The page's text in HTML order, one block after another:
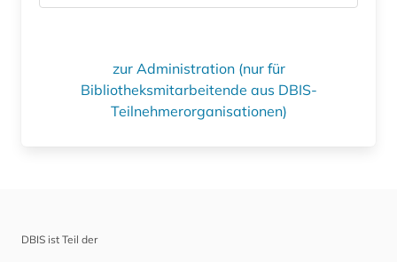
zur Administration (nur für
Bibliotheksmitarbeitende aus DBIS-
Teilnehmerorganisationen)
DBIS ist Teil der